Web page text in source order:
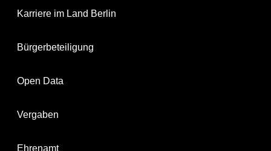
Karriere im Land Berlin
Bürgerbeteiligung
Open Data
Vergaben
Ehrenamt